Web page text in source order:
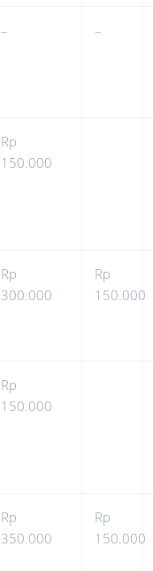
– –
Rp
150.000
Rp
300.000
Rp
150.000
Rp
150.000
Rp
350.000
Rp
150.000